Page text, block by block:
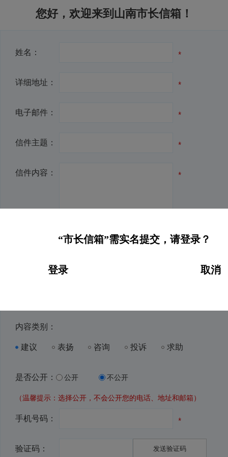
您好， 欢迎来到山南市长信箱！
姓名：
详细地址：
电子邮件：
信件主题：
信件内容：
内容类别：
建议 表扬 咨询 投诉 求助
是否公开： 公开 不公开
（温馨提示：选择公开，不会公开您的电话、地址和邮箱）
手机号码：
验证码：
“市长信箱”需实名提交，请登录？
登录 取消